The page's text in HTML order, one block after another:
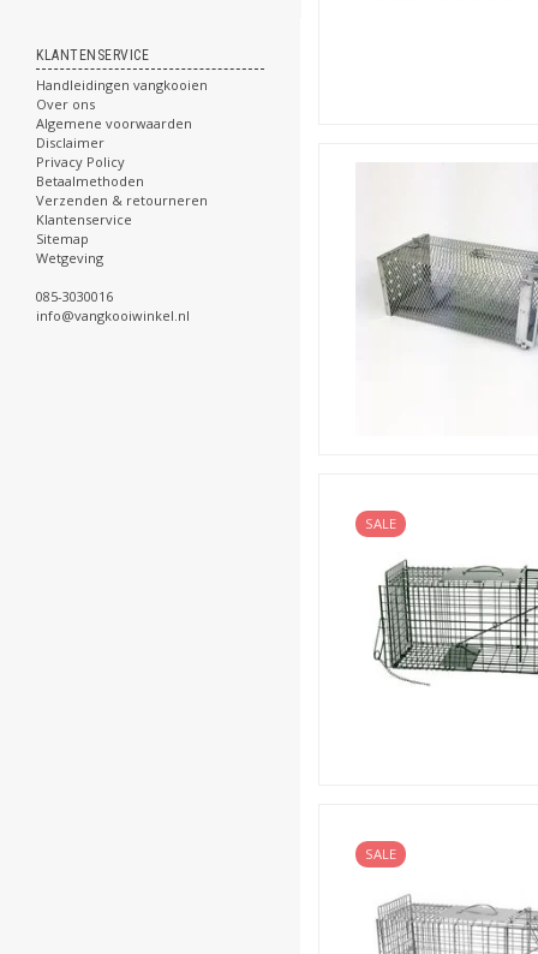
KLANTENSERVICE
Handleidingen vangkooien
Over ons
Algemene voorwaarden
Disclaimer
Privacy Policy
Betaalmethoden
Verzenden & retourneren
Klantenservice
Sitemap
Wetgeving
085-3030016
info@vangkooiwinkel.nl
.
.
.
.
.
.
.
.
.
.
.
.
SALE
SALE